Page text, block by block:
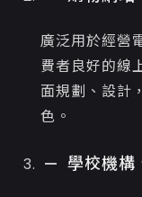
廣泛用於經營
費者良好的線
面規劃、設計
色。
學校機構